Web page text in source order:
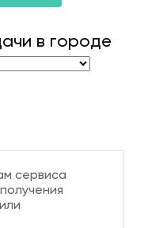
в городе
сервиса